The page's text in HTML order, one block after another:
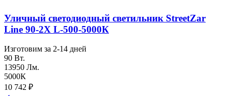
Уличный светодиодный светильник StreetZar
Line 90-2Х L-500-5000К
Изготовим за 2-14 дней
90 Вт.
13950 Лм.
5000К
10 742 ₽